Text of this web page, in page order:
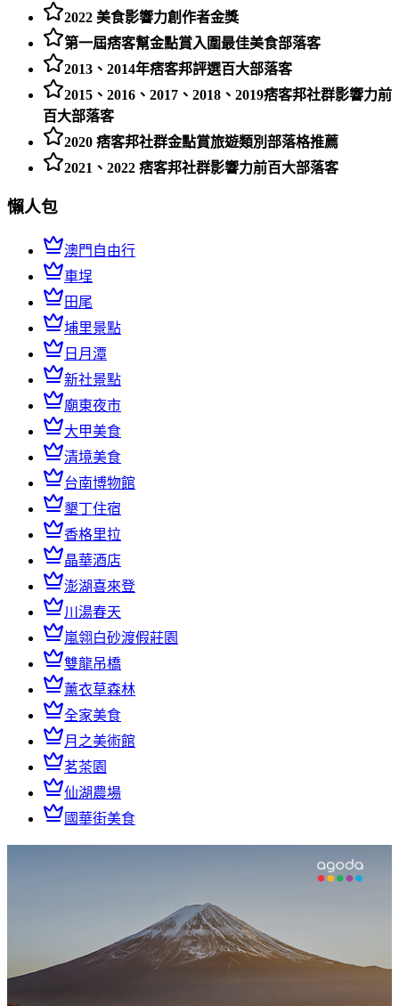
2022 美食影響力創作者金獎
第一屆痞客幫金點賞入圍最佳美食部落客
2013、2014年痞客邦評選百大部落客
2015、2016、2017、2018、2019痞客邦社群影響力前
百大部落客
2020 痞客邦社群金點賞旅遊類別部落格推薦
2021、2022 痞客邦社群影響力前百大部落客
懶人包
澳門自由行
車埕
田尾
埔里景點
日月潭
新社景點
廟東夜市
大甲美食
清境美食
台南博物館
墾丁住宿
香格里拉
晶華酒店
澎湖喜來登
川湯春天
嵐翎白砂渡假莊園
雙龍吊橋
薰衣草森林
全家美食
月之美術館
茗茶園
仙湖農場
國華街美食